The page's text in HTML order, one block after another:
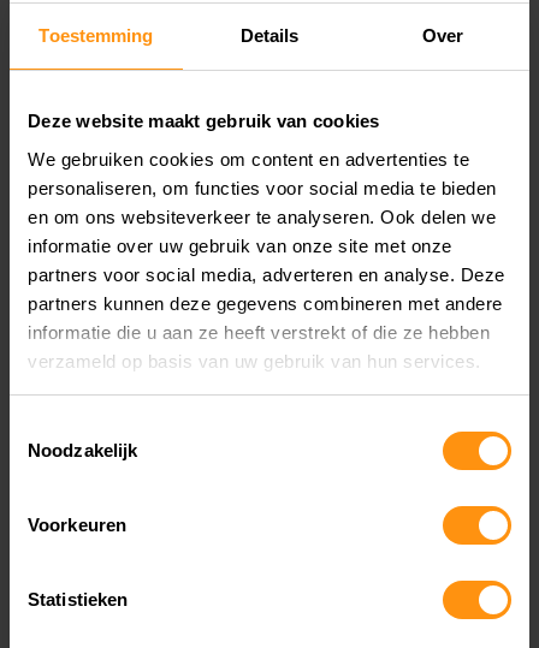
Toestemming Details Over
Deze website maakt gebruik van cookies
We gebruiken cookies om content en advertenties te
personaliseren, om functies voor social media te bieden
en om ons websiteverkeer te analyseren. Ook delen we
informatie over uw gebruik van onze site met onze
partners voor social media, adverteren en analyse. Deze
partners kunnen deze gegevens combineren met andere
informatie die u aan ze heeft verstrekt of die ze hebben
verzameld op basis van uw gebruik van hun services.
Noodzakelijk
Voorkeuren
Statistieken
nu een ervaren motorrijder bent of een
enthousiaste beginner, deze motoren bieden je
PRAKTISCHE INFORMATIE